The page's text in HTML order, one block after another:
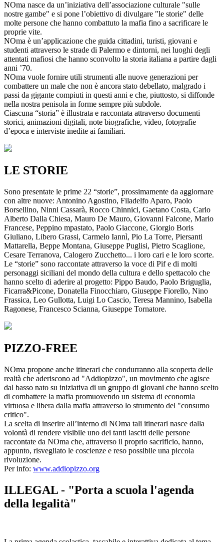
NOma nasce da un’iniziativa dell’associazione culturale "sulle
nostre gambe" e si pone l’obiettivo di divulgare "le storie" delle
molte persone che hanno combattuto la mafia fino a sacrificare le
proprie vite.
NOma è un’applicazione che guida cittadini, turisti, giovani e
studenti attraverso le strade di Palermo e dintorni, nei luoghi degli
attentati mafiosi che hanno sconvolto la storia italiana a partire dagli
anni ’70.
NOma vuole fornire utili strumenti alle nuove generazioni per
combattere un male che non è ancora stato debellato, malgrado i
passi da gigante compiuti in questi anni e che, piuttosto, si diffonde
nella nostra penisola in forme sempre più subdole.
Ciascuna “storia” è illustrata e raccontata attraverso documenti
storici, animazioni digitali, note biografiche, video, fotografie
d’epoca e interviste inedite ai familiari.
LE STORIE
Sono presentate le prime 22 “storie”, prossimamente da aggiornare
con altre nuove: Antonino Agostino, Filadelfo Aparo, Paolo
Borsellino, Ninni Cassarà, Rocco Chinnici, Gaetano Costa, Carlo
Alberto Dalla Chiesa, Mauro De Mauro, Giovanni Falcone, Mario
Francese, Peppino mpastato, Paolo Giaccone, Giorgio Boris
Giuliano, Libero Grassi, Carmelo Iannì, Pio La Torre, Piersanti
Mattarella, Beppe Montana, Giuseppe Puglisi, Pietro Scaglione,
Cesare Terranova, Calogero Zucchetto... i loro cari e le loro scorte.
Le “storie” sono raccontate attraverso la voce di Pif e di molti
personaggi siciliani del mondo della cultura e dello spettacolo che
hanno scelto di aderire al progetto: Pippo Baudo, Paolo Briguglia,
Ficarra&Picone, Donatella Finocchiaro, Giuseppe Fiorello, Nino
Frassica, Leo Gullotta, Luigi Lo Cascio, Teresa Mannino, Isabella
Ragonese, Francesco Scianna, Giuseppe Tornatore.
PIZZO-FREE
NOma propone anche itinerari che condurranno alla scoperta delle
realtà che aderiscono ad "Addiopizzo", un movimento che agisce
dal basso nato su iniziativa di un gruppo di giovani che hanno scelto
di combattere la mafia promuovendo un sistema di economia
virtuosa e libera dalla mafia attraverso lo strumento del "consumo
critico".
La scelta di inserire all’interno di NOma tali itinerari nasce dalla
volontà di rendere visibile uno dei tanti lasciti delle persone
raccontate da NOma che, attraverso il proprio sacrificio, hanno,
appunto, risvegliato le coscienze e reso possibile una piccola
rivoluzione.
Per info: www.addiopizzo.org
ILLEGAL - "Porta a scuola l'agenda
della legalità"